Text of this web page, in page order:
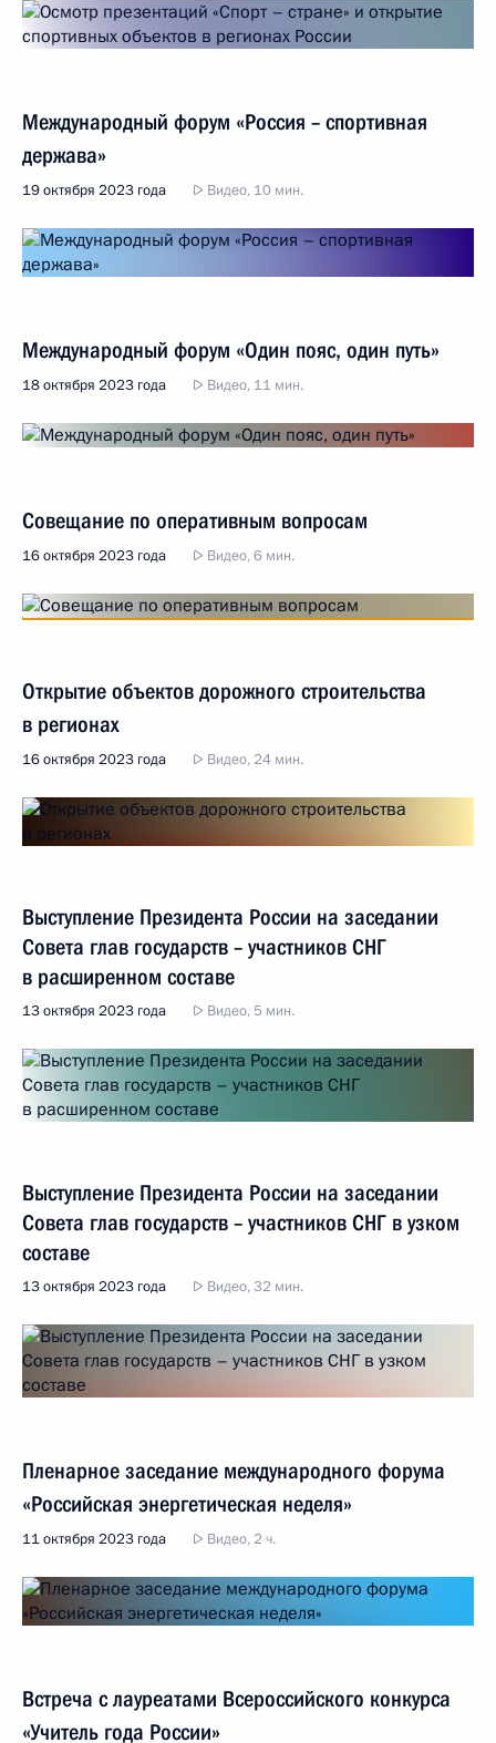
Международный форум «Россия – спортивная
держава»
19 октября 2023 года Видео, 10 мин.
Международный форум «Один пояс, один путь»
18 октября 2023 года Видео, 11 мин.
Совещание по оперативным вопросам
16 октября 2023 года Видео, 6 мин.
Открытие объектов дорожного строительства
в регионах
16 октября 2023 года Видео, 24 мин.
Выступление Президента России на заседании
Совета глав государств – участников СНГ
в расширенном составе
13 октября 2023 года Видео, 5 мин.
Выступление Президента России на заседании
Совета глав государств – участников СНГ в узком
составе
13 октября 2023 года Видео, 32 мин.
Пленарное заседание международного форума
«Российская энергетическая неделя»
11 октября 2023 года Видео, 2 ч.
Встреча с лауреатами Всероссийского конкурса
«Учитель года России»